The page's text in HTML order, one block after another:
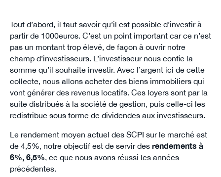
Tout d’abord, il faut savoir qu’il est possible d’investir à
partir de 1000euros. C’est un point important car ce n’est
pas un montant trop élevé, de façon à ouvrir notre
champ d’investisseurs. L’investisseur nous confie la
somme qu’il souhaite investir. Avec l’argent ici de cette
collecte, nous allons acheter des biens immobiliers qui
vont générer des revenus locatifs. Ces loyers sont par la
suite distribués à la société de gestion, puis celle-ci les
redistribue sous forme de dividendes aux investisseurs.
Le rendement moyen actuel des SCPI sur le marché est
de 4,5%, notre objectif est de servir desrendements à
6%, 6,5%, ce que nous avons réussi les années
précédentes.